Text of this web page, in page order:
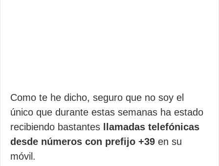
Como te he dicho, seguro que no soy el
único que durante estas semanas ha estado
recibiendo bastantes
llamadas telefónicas
desde números con prefijo +39 en su
móvil.